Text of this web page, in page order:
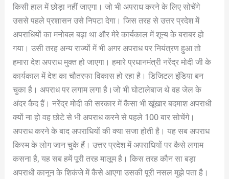
किसी हाल में छोड़ा नहीं जाएगा। जो भी अपराध करने के लिए सोचेंगे
उससे पहले प्रशासन उसे निपटा देगा। जिस तरह से उत्तर प्रदेश में
अपराधियों का मनोबल बढ़ा था और मेरे कार्यकाल में शून्य के बराबर हो
गया। उसी तरह अन्य राज्यों में भी अगर अपराध पर नियंत्रण हुआ तो
हमारा देश अपराध मुक्त हो जाएगा। हमारे प्रधानमंत्री नरेंद्र मोदी जी के
कार्यकाल में देश का चौतरफा विकास हो रहा है। डिजिटल इंडिया बन
चुका है। अपराध पर लगाम लगा है।जो भी घोटालेबाज थे वह जेल के
अंदर कैद हैं। नरेंद्र मोदी की सरकार में कैसा भी खूंखार बदमाश अपराधी
क्यों ना हो वह छोटे से भी अपराध करने से पहले 100 बार सोचेंगे।
अपराध करने के बाद अपराधियों की क्या सजा होती है। यह सब अपराध
किस्म के लोग जान चुके हैं। उत्तर प्रदेश में अपराधियों पर कैसे लगाम
कसना है, यह सब हमें पूरी तरह मालूम है। किस तरह कौन सा बड़ा
अपराधी कानून के शिकंजे में कैसे आएगा उसकी पूरी नसल मुझे पता है।